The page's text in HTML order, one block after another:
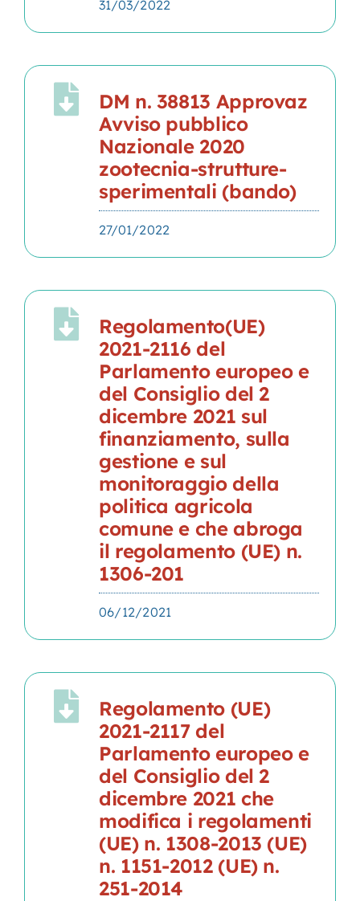
31/03/2022
DM n. 38813 Approvaz
Avviso pubblico
Nazionale 2020
zootecnia-strutture-
sperimentali (bando)
27/01/2022
Regolamento(UE)
2021-2116 del
Parlamento europeo e
del Consiglio del 2
dicembre 2021 sul
finanziamento, sulla
gestione e sul
monitoraggio della
politica agricola
comune e che abroga
il regolamento (UE) n.
1306-201
06/12/2021
Regolamento (UE)
2021-2117 del
Parlamento europeo e
del Consiglio del 2
dicembre 2021 che
modifica i regolamenti
(UE) n. 1308-2013 (UE)
n. 1151-2012 (UE) n.
251-2014